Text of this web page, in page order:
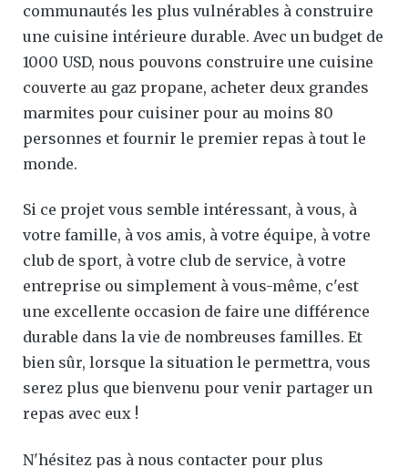
communautés les plus vulnérables à construire
une cuisine intérieure durable. Avec un budget de
1000 USD, nous pouvons construire une cuisine
couverte au gaz propane, acheter deux grandes
marmites pour cuisiner pour au moins 80
personnes et fournir le premier repas à tout le
monde.
Si ce projet vous semble intéressant, à vous, à
votre famille, à vos amis, à votre équipe, à votre
club de sport, à votre club de service, à votre
entreprise ou simplement à vous-même, c'est
une excellente occasion de faire une différence
durable dans la vie de nombreuses familles. Et
bien sûr, lorsque la situation le permettra, vous
serez plus que bienvenu pour venir partager un
repas avec eux !
N'hésitez pas à nous contacter pour plus